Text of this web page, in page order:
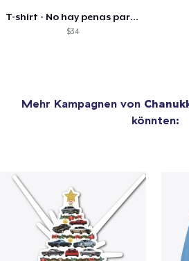
T-shirt - No hay penas para un Guerrero
$34
Mehr Kampagnen von
könnten: